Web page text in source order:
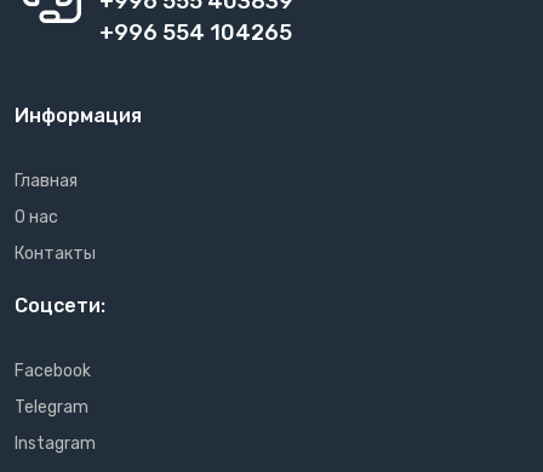
+996 554 104265
Информация
Главная
О нас
Контакты
Соцсети:
Facebook
Telegram
Instagram